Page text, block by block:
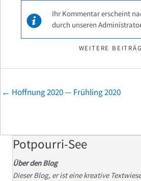
Ihr Kommentar erscheint
durch unseren
WEITERE
Posts
← Hoffnung 2020 — Frühling 2020
Potpourri-See
Über den Blog
Dieser Blog, er ist eine kreative